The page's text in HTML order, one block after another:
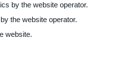
by the website operator.
the website operator.
website.